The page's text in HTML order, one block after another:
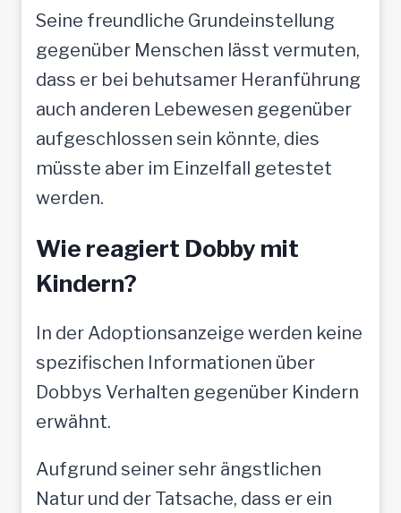
Seine freundliche Grundeinstellung
gegenüber Menschen lässt vermuten,
dass er bei behutsamer Heranführung
auch anderen Lebewesen gegenüber
aufgeschlossen sein könnte, dies
müsste aber im Einzelfall getestet
werden.
Wie reagiert Dobby mit
Kindern?
In der Adoptionsanzeige werden keine
spezifischen Informationen über
Dobbys Verhalten gegenüber Kindern
erwähnt.
Aufgrund seiner sehr ängstlichen
Natur und der Tatsache, dass er ein